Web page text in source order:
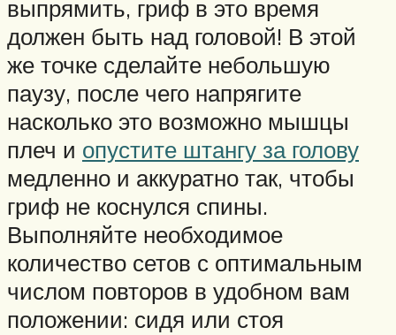
выпрямить, гриф в это время
должен быть над головой! В этой
же точке сделайте небольшую
паузу, после чего напрягите
насколько это возможно мышцы
плеч и опустите штангу за голову
медленно и аккуратно так, чтобы
гриф не коснулся спины.
Выполняйте необходимое
количество сетов с оптимальным
числом повторов в удобном вам
положении: сидя или стоя